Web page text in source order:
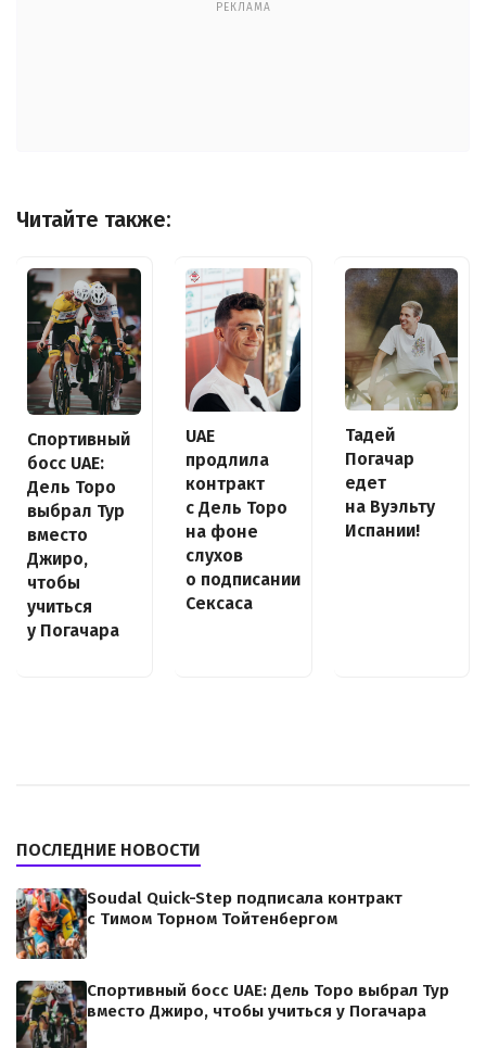
РЕКЛАМА
Читайте также:
Спортивный
босс UAE:
Дель Торо
выбрал Тур
вместо
Джиро,
чтобы
учиться
у Погачара
UAE
продлила
контракт
с Дель Торо
на фоне
слухов
о подписании
Сексаса
Тадей
Погачар
едет
на Вуэльту
Испании!
ПОСЛЕДНИЕ НОВОСТИ
Soudal Quick-Step подписала контракт
с Тимом Торном Тойтенбергом
Спортивный босс UAE: Дель Торо выбрал Тур
вместо Джиро, чтобы учиться у Погачара